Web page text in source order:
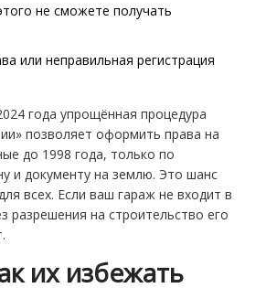
не сможете получать
или неправильная регистрация
года упрощённая процедура
позволяет оформить права на
до 1998 года, только по
и документу на землю. Это шанс
всех. Если ваш гараж не входит в
разрешения на строительство его
их избежать